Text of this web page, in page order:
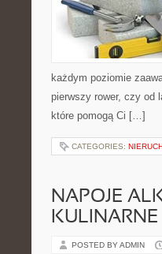
każdym poziomie
pierwszy rower, czy od
które pomogą Ci […]
CATEGORIES:
NAPOJE
KULINARNE
POSTED BY ADMIN